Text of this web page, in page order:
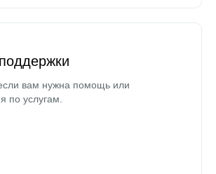
вам нужна помощь или
по услугам.